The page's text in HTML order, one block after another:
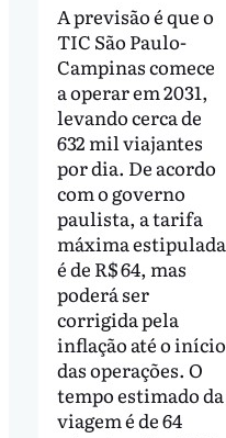
A previsão é que o
TIC São Paulo-
Campinas comece
a operar em 2031,
levando cerca de
632 mil viajantes
por dia. De acordo
com o governo
paulista, a tarifa
máxima estipulada
é de R$ 64, mas
poderá ser
corrigida pela
inflação até o início
das operações. O
tempo estimado da
viagem é de 64